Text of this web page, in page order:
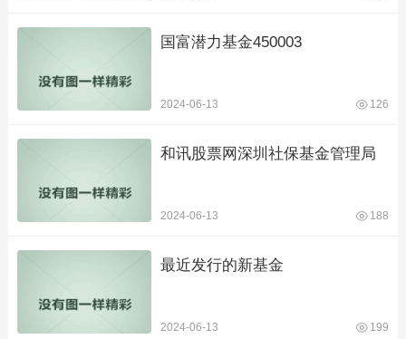
国富潜力基金450003
2024-06-13 126
和讯股票网深圳社保基金管理局
2024-06-13 188
最近发行的新基金
2024-06-13 199